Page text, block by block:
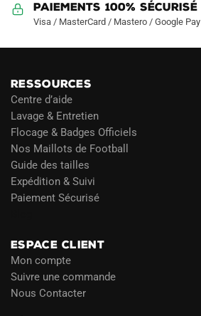
Paiements 100% Sécurisé
Visa / MasterCard / Mastero / Google Pay
RESSOURCES
Centre d’aide
Lavage & Entretien
Flocage & Badges Officiels
Nos Maillots de Football
Guide des tailles
Expédition & Suivi
Paiement Sécurisé
ESPACE CLIENT
Mon compte
Suivre une commande
Nous Contacter